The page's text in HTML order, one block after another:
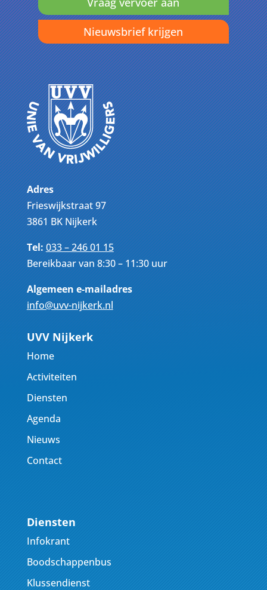
Nieuwsbrief krijgen
Adres
Frieswijkstraat 97
3861 BK Nijkerk
Tel:033 – 246 01 15
Bereikbaar van 8:30 – 11:30 uur
Algemeen e-mailadres
info@uvv-nijkerk.nl
UVV Nijkerk
Home
Activiteiten
Diensten
Agenda
Nieuws
Contact
Diensten
Infokrant
Boodschappenbus
Klussendienst